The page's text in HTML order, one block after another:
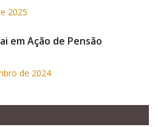
2025
em Ação de Pensão
de 2024